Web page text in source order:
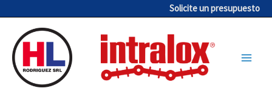
contenido
Solicite un presupuesto